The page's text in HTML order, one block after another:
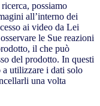
possiamo
all’interno dei
ai video da Lei
le Sue reazioni
il che può
del prodotto. In questi
utilizzare i dati solo
una volta